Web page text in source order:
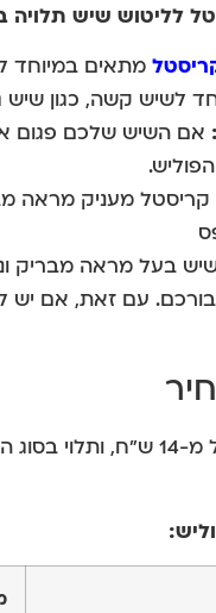
לליטוש שיש תלויה
מתאים במיוחד
לשיש קשה, כגון שיש
אם השיש שלכם פגום או
קריסטל מעניק מראה
בעל מראה מבריק
עם זאת, אם יש
מחיר פוליש לשיש מתחיל